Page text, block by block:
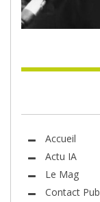
Accueil
Actu IA
Le Mag
Contact Pub